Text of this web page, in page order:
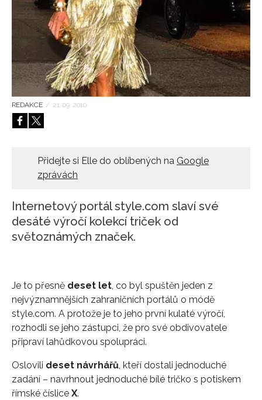
REDAKCE / 21. 09. 2010
Přidejte si Elle do oblíbených na Google
zprávách
Internetový portál style.com slaví své
desáté výročí kolekcí triček od
světoznámých značek.
Je to přesně deset let, co byl spuštěn jeden z
nejvýznamnějších zahraničních portálů o módě
style.com. A protože je to jeho první kulaté výročí,
rozhodli se jeho zástupci, že pro své obdivovatele
připraví lahůdkovou spolupráci.
Oslovili deset návrhářů, kteří dostali jednoduché
zadání – navrhnout jednoduché bílé tričko s potiskem
římské číslice X.